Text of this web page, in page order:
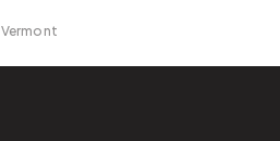
Vermont